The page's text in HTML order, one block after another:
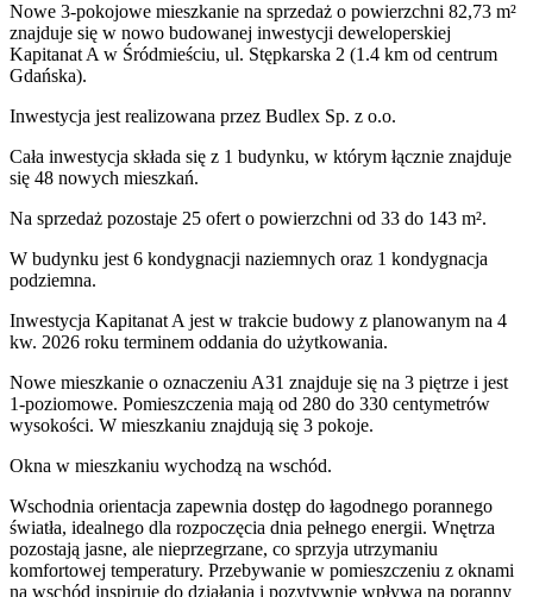
Nowe 3-pokojowe mieszkanie na sprzedaż o powierzchni 82,73 m²
znajduje się w nowo budowanej inwestycji deweloperskiej
Kapitanat A w Śródmieściu, ul. Stępkarska 2 (1.4 km od centrum
Gdańska).
Inwestycja jest realizowana przez Budlex Sp. z o.o.
Cała inwestycja składa się z 1 budynku, w którym łącznie znajduje
się 48 nowych mieszkań.
Na sprzedaż pozostaje 25 ofert o powierzchni od 33 do 143 m².
W budynku jest 6 kondygnacji naziemnych oraz 1 kondygnacja
podziemna.
Inwestycja Kapitanat A jest w trakcie budowy z planowanym na 4
kw. 2026 roku terminem oddania do użytkowania.
Nowe mieszkanie o oznaczeniu A31 znajduje się na 3 piętrze i jest
1-poziomowe. Pomieszczenia mają od 280 do 330 centymetrów
wysokości. W mieszkaniu znajdują się 3 pokoje.
Okna w mieszkaniu wychodzą na wschód.
Wschodnia orientacja zapewnia dostęp do łagodnego porannego
światła, idealnego dla rozpoczęcia dnia pełnego energii. Wnętrza
pozostają jasne, ale nieprzegrzane, co sprzyja utrzymaniu
komfortowej temperatury. Przebywanie w pomieszczeniu z oknami
na wschód inspiruje do działania i pozytywnie wpływa na poranny